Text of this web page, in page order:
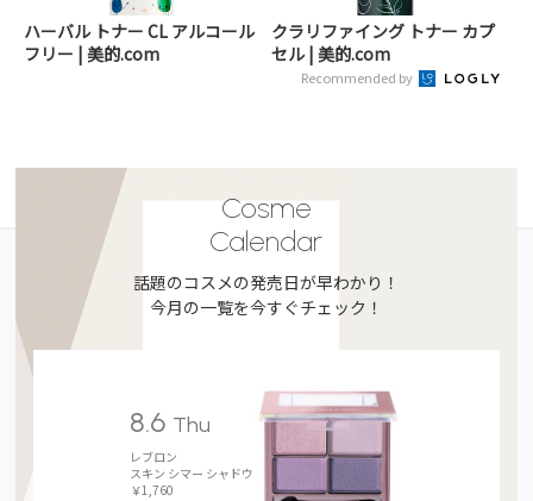
ハーバル トナー CL アルコール
フリー | 美的.com
クラリファイング トナー カプ
セル | 美的.com
Recommended by
Cosme
Calendar
話題のコスメの発売日が早わかり！
今月の一覧を今すぐチェック！
8.6 Thu
レブロン
スキン シマー シャドウ
￥1,760